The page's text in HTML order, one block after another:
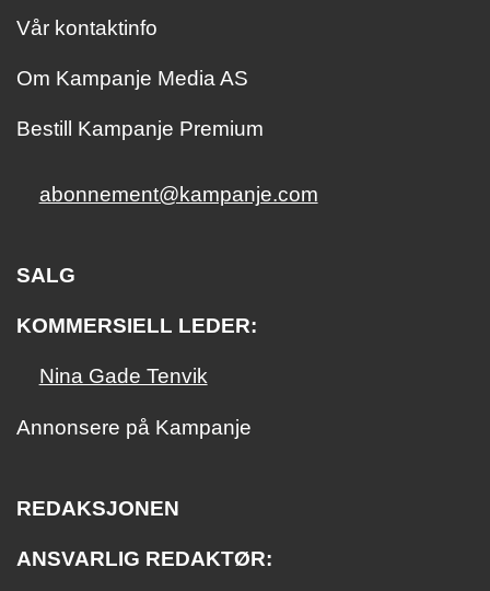
Vår kontaktinfo
Om Kampanje Media AS
Bestill Kampanje Premium
abonnement@kampanje.com
SALG
KOMMERSIELL LEDER:
Nina Gade Tenvik
Annonsere på Kampanje
REDAKSJONEN
ANSVARLIG REDAKTØR: